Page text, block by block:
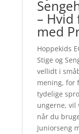
–
med
Hoppekids
Stige og
vellidt i
mening, for
tydelige
ungerne, vil
når du
Juniorseng